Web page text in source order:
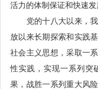
活力的体制保证和快速发
党的十八大以来，我
放以来长期探索和实践
社会主义思想，采取一
性实践，实现一系列突
果，战胜一系列重大风